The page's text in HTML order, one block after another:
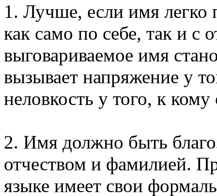
1. Лучше, если имя легко
как само по себе, так и с
выговариваемое имя
вызывает напряжение у
неловкость у того, к
2. Имя должно быть
отчеством и фамилией.
языке имеет свои